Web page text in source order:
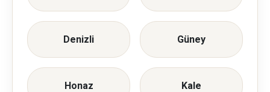
Denizli Güney
Honaz Kale